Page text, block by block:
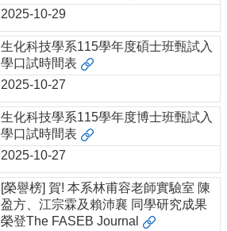
2025-10-29
生化科技學系115學年度碩士班甄試入
學口試時間表
2025-10-27
生化科技學系115學年度博士班甄試入
學口試時間表
2025-10-27
[榮譽榜] 賀! 本系林甫容老師實驗室 陳
盈方、江宗霖及賴沛襄 同學研究成果
榮登The FASEB Journal